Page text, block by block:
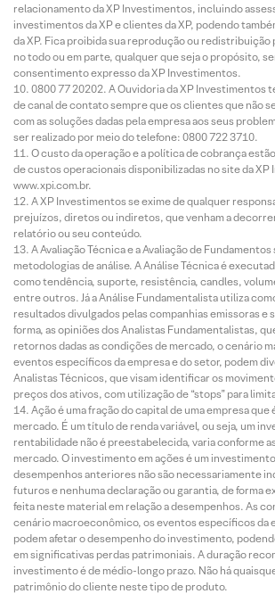
relacionamento da XP Investimentos, incluindo
investimentos da XP e clientes da XP, podendo
da XP. Fica proibida sua reprodução ou redistribuição
no todo ou em parte, qualquer que seja o propósito,
consentimento expresso da XP Investimentos.
0800 77 20202. A Ouvidoria da XP Investimentos
de canal de contato sempre que os clientes que não
com as soluções dadas pela empresa aos seus
ser realizado por meio do telefone: 0800 722 3710.
O custo da operação e a política de cobrança
de custos operacionais disponibilizadas no site da
www.xpi.com.br.
A XP Investimentos se exime de qualquer
prejuízos, diretos ou indiretos, que venham a
relatório ou seu conteúdo.
A Avaliação Técnica e a Avaliação de
metodologias de análise. A Análise Técnica é
como tendência, suporte, resistência, candles,
entre outros. Já a Análise Fundamentalista utiliza
resultados divulgados pelas companhias emissoras e
forma, as opiniões dos Analistas Fundamentalistas,
retornos dadas as condições de mercado, o cenário
eventos específicos da empresa e do setor, podem
Analistas Técnicos, que visam identificar os
preços dos ativos, com utilização de “stops” para
Ação é uma fração do capital de uma empresa que
mercado. É um título de renda variável, ou seja, um
rentabilidade não é preestabelecida, varia conforme
mercado. O investimento em ações é um
desempenhos anteriores não são necessariamente
futuros e nenhuma declaração ou garantia, de forma
feita neste material em relação a desempenhos. As
cenário macroeconômico, os eventos específicos da
podem afetar o desempenho do investimento,
em significativas perdas patrimoniais. A duração
investimento é de médio-longo prazo. Não há
patrimônio do cliente neste tipo de produto.